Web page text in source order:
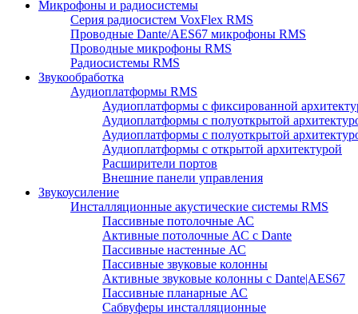
Микрофоны и радиосистемы
Серия радиосистем VoxFlex RMS
Проводные Dante/AES67 микрофоны RMS
Проводные микрофоны RMS
Радиосистемы RMS
Звукообработка
Аудиоплатформы RMS
Аудиоплатформы с фиксированной
Аудиоплатформы с полуоткрытой
Аудиоплатформы с полуоткрытой
Аудиоплатформы с открытой архитектурой
Расширители портов
Внешние панели управления
Звукоусиление
Инсталляционные акустические системы RMS
Пассивные потолочные АС
Активные потолочные АС с Dante
Пассивные настенные АС
Пассивные звуковые колонны
Активные звуковые колонны с Dante|AES67
Пассивные планарные АС
Сабвуферы инсталляционные